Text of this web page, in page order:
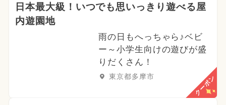
日本最大級！いつでも思いっきり遊べる屋
内遊園地
雨の日もへっちゃら♪ベビ
ー～小学生向けの遊びが盛
りだくさん！
東京都多摩市 クーポン